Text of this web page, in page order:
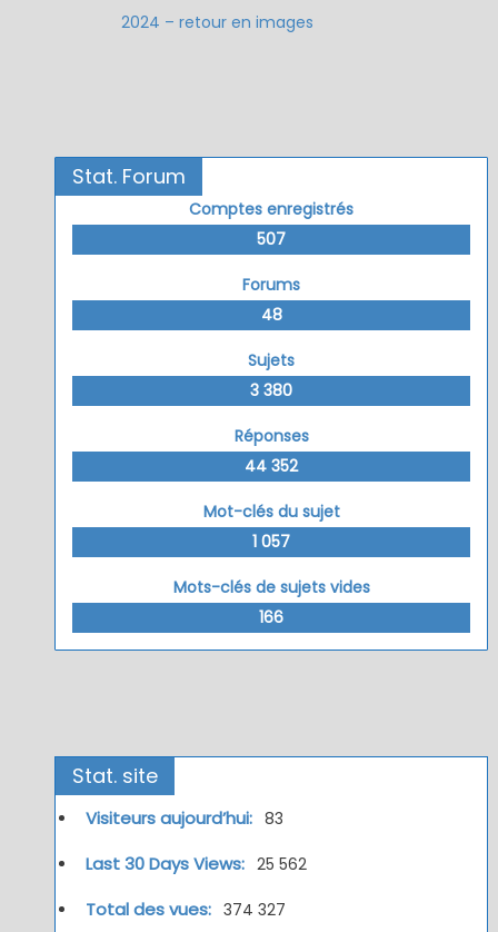
2024 – retour en images
Stat. Forum
Comptes enregistrés
507
Forums
48
Sujets
3 380
Réponses
44 352
Mot-clés du sujet
1 057
Mots-clés de sujets vides
166
Stat. site
Visiteurs aujourd’hui: 83
Last 30 Days Views: 25 562
Total des vues: 374 327